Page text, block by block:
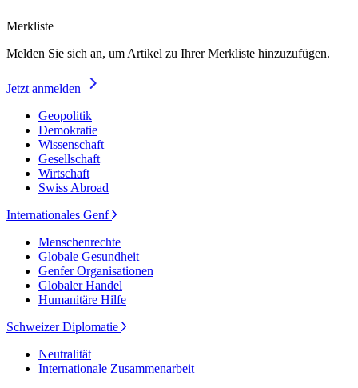
Merkliste
Melden Sie sich an, um Artikel zu Ihrer Merkliste hinzuzufügen.
Jetzt anmelden
Geopolitik
Demokratie
Wissenschaft
Gesellschaft
Wirtschaft
Swiss Abroad
Internationales Genf
Menschenrechte
Globale Gesundheit
Genfer Organisationen
Globaler Handel
Humanitäre Hilfe
Schweizer Diplomatie
Neutralität
Internationale Zusammenarbeit